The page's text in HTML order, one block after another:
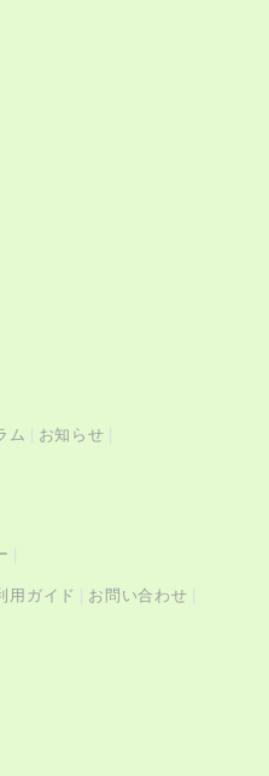
ム お知らせ
用ガイド お問い合わせ